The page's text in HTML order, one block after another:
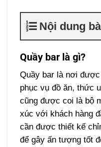
Nội dung
Quầy bar là gì?
Quầy bar là nơi
phục vụ đồ ăn, thức
cũng được coi là bộ
xúc với khách hàng
cần được thiết kế
để gây ấn tượng tốt